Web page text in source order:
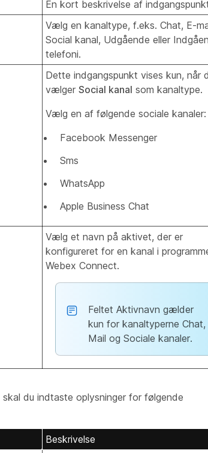
En kort beskrivelse af
Vælg en kanaltype, f.eks. Chat, E-
Social kanal, Udgående eller
telefoni.
Dette indgangspunkt vises kun, når
vælger Social kanal som kanaltype.
Vælg en af følgende sociale kanaler:
Facebook Messenger
Sms
WhatsApp
Apple Business Chat
Vælg et navn på aktivet, der er
konfigureret for en kanal i
Webex Connect.
Feltet Aktivnavn gælder
kun for kanaltyperne Chat,
Mail og Sociale kanaler.
skal du indtaste oplysninger for følgende
Beskrivelse